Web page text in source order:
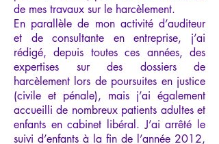
de mes travaux sur le harcèlement.
En parallèle de mon activité d’auditeur
et de consultante en entreprise, j’ai
rédigé, depuis toutes ces années, des
expertises sur des dossiers de
harcèlement lors de poursuites en justice
(civile et pénale), mais j’ai également
accueilli de nombreux patients adultes et
enfants en cabinet libéral. J’ai arrêté le
suivi d’enfants à la fin de l’année 2012,